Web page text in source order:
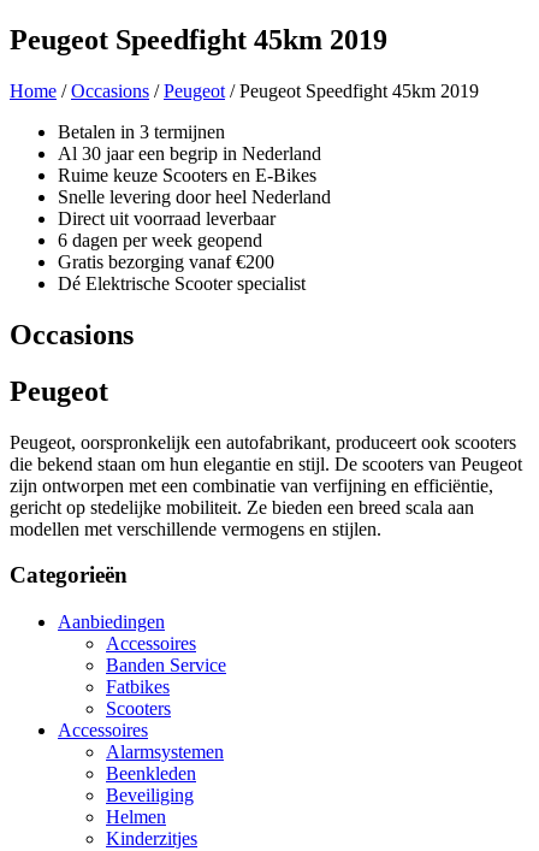
Peugeot Speedfight 45km 2019
Home /Occasions /Peugeot / Peugeot Speedfight 45km 2019
Betalen in 3 termijnen
Al 30 jaar een begrip in Nederland
Ruime keuze Scooters en E-Bikes
Snelle levering door heel Nederland
Direct uit voorraad leverbaar
6 dagen per week geopend
Gratis bezorging vanaf €200
Dé Elektrische Scooter specialist
Occasions
Peugeot
Peugeot, oorspronkelijk een autofabrikant, produceert ook scooters
die bekend staan om hun elegantie en stijl. De scooters van Peugeot
zijn ontworpen met een combinatie van verfijning en efficiëntie,
gericht op stedelijke mobiliteit. Ze bieden een breed scala aan
modellen met verschillende vermogens en stijlen.
Categorieën
Aanbiedingen
Accessoires
Banden Service
Fatbikes
Scooters
Accessoires
Alarmsystemen
Beenkleden
Beveiliging
Helmen
Kinderzitjes